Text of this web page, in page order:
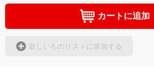
カートに追加
欲しいものリストに追加する